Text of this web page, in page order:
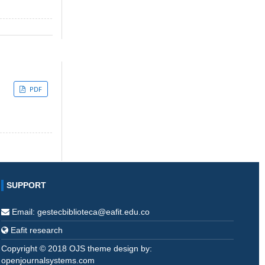
PDF
SUPPORT
Email: gestecbiblioteca@eafit.edu.co
Eafit research
Copyright © 2018 OJS theme design by:
openjournalsystems.com